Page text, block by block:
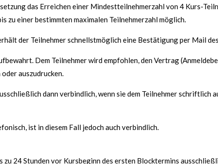
das Erreichen einer Mindestteilnehmerzahl von 4 Kurs-
zu einer bestimmten maximalen Teilnehmerzahl möglich.
der Teilnehmer schnellstmöglich eine Bestätigung per Mail
Dem Teilnehmer wird empfohlen, den Vertrag
auszudrucken.
dann verbindlich, wenn sie dem Teilnehmer schriftlich
ist in diesem Fall jedoch auch verbindlich.
24 Stunden vor Kursbeginn des ersten Blocktermins